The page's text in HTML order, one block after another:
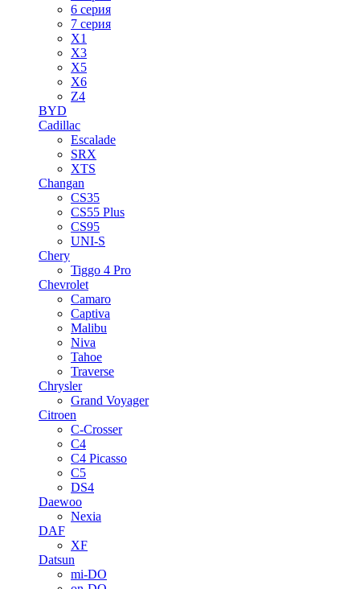
6 серия
7 серия
X1
X3
X5
X6
Z4
BYD
Cadillac
Escalade
SRX
XTS
Changan
CS35
CS55 Plus
CS95
UNI-S
Chery
Tiggo 4 Pro
Chevrolet
Camaro
Captiva
Malibu
Niva
Tahoe
Traverse
Chrysler
Grand Voyager
Citroen
C-Crosser
C4
C4 Picasso
C5
DS4
Daewoo
Nexia
DAF
XF
Datsun
mi-DO